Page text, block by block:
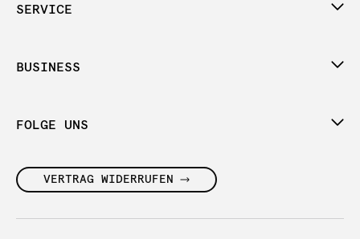
SERVICE
BUSINESS
FOLGE UNS
VERTRAG WIDERRUFEN